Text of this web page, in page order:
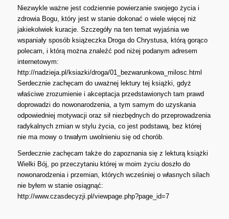
Niezwykle ważne jest codziennie powierzanie swojego życia i
zdrowia Bogu, który jest w stanie dokonać o wiele więcej niż
jakiekolwiek kuracje. Szczegóły na ten temat wyjaśnia we
wspaniały sposób książeczka Droga do Chrystusa, którą gorąco
polecam, i którą można znaleźć pod niżej podanym adresem
internetowym:
http://nadzieja.pl/ksiazki/droga/01_bezwarunkowa_milosc.html
Serdecznie zachęcam do uważnej lektury tej książki, gdyż
właściwe zrozumienie i akceptacja przedstawionych tam prawd
doprowadzi do nowonarodzenia, a tym samym do uzyskania
odpowiedniej motywacji oraz sił niezbędnych do przeprowadzenia
radykalnych zmian w stylu życia, co jest podstawą, bez której
nie ma mowy o trwałym uwolnieniu się od chorób.
Serdecznie zachęcam także do zapoznania się z lekturą książki
Wielki Bój, po przeczytaniu której w moim życiu doszło do
nowonarodzenia i przemian, których wcześniej o własnych silach
nie byłem w stanie osiągnąć:
http://www.czasdecyzji.pl/viewpage.php?page_id=7